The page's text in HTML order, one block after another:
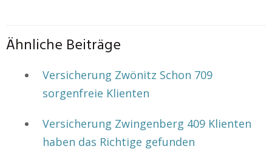
Ähnliche Beiträge
Versicherung Zwönitz Schon 709
sorgenfreie Klienten
Versicherung Zwingenberg 409 Klienten
haben das Richtige gefunden